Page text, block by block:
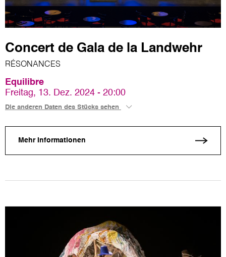
Concert de Gala de la Landwehr
RÉSONANCES
Equilibre
Freitag, 13. Dez. 2024 - 20:00
Die anderen Daten des Stücks sehen
Mehr Informationen